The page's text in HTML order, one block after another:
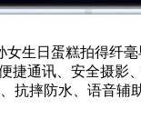
生日蛋糕拍得纤
通讯、安全摄影
抗摔防水、语音